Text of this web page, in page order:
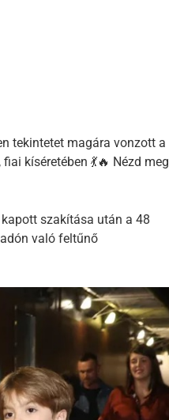
tekintetet magára vonzott a
kíséretében 💃🔥 Nézd meg
szakítása után a 48
való feltűnő